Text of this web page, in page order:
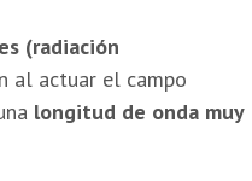
(radiación
al actuar el campo
longitud de onda muy